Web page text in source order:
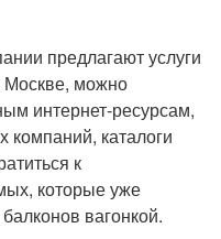
предлагают услуги
Москве, можно
интернет-ресурсам,
компаний, каталоги
к
которые уже
вагонкой.